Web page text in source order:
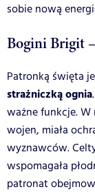
sobie nową
Bogini Brigit
Patronką święta
strażniczką ognia
ważne funkcje.
wojen, miała
wyznawców.
wspomagała
patronat